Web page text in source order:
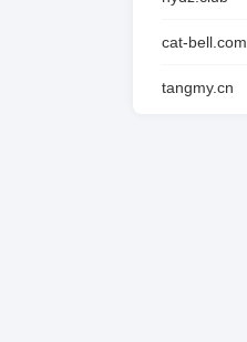
cat-bell.com
tangmy.cn